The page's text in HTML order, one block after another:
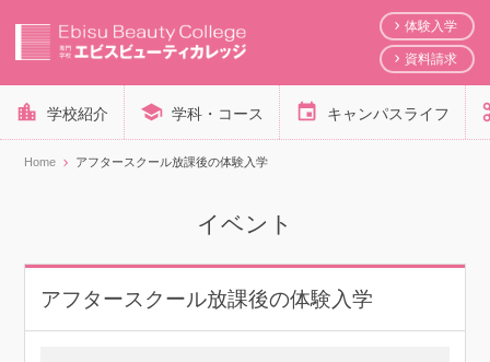
体験入学
資料請求
学校紹介 学科・コース キャンパスライフ
Home アフタースクール放課後の体験入学
イベント
アフタースクール放課後の体験入学